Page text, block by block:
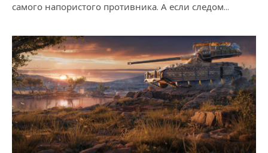
самого напористого противника. А если следом…